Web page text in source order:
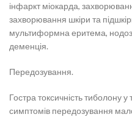
інфаркт міокарда,
захворювання шкіри та
мультиформна еритема,
деменція.
Передозування.
Гостра токсичність тиболону
симптомів передозування